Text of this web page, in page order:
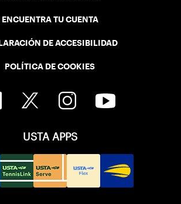
ENCUENTRA TU CUENTA
DE ACCESIBILIDAD
POLÍTICA DE COOKIES
USTA APPS